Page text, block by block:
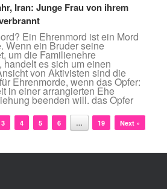
Iran: Junge Frau von ihrem
Ein Ehrenmord ist ein Mord
Wenn ein Bruder seine
um die Familienehre
es sich um einen
von Aktivisten sind die
Ehrenmorde, wenn das Opfer:
in einer arrangierten Ehe
beenden will. das Opfer
3 4 5 6 … 19 Next »